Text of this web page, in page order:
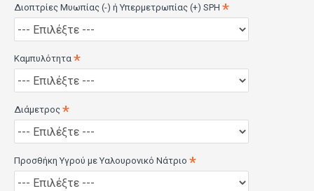
Διοπτρίες Μυωπίας (-) ή Υπερμετρωπίας (+) SPH
Καμπυλότητα
Διάμετρος
Προσθήκη Υγρού με Υαλουρονικό Νάτριο